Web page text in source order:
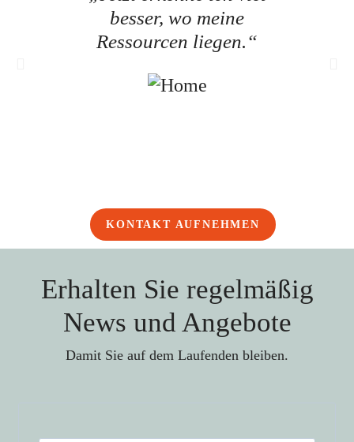
besser, wo meine
Ressourcen liegen.“
KONTAKT AUFNEHMEN
Erhalten Sie regelmäßig
News und Angebote
Damit Sie auf dem Laufenden bleiben.